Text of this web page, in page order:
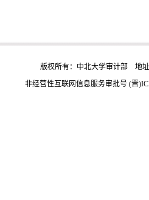
版权所有：中北大学审计部 地址
非经营性互联网信息服务审批号 (晋